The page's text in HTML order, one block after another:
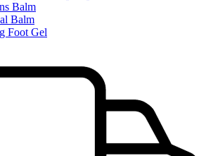
Balm
Balm
Foot Gel